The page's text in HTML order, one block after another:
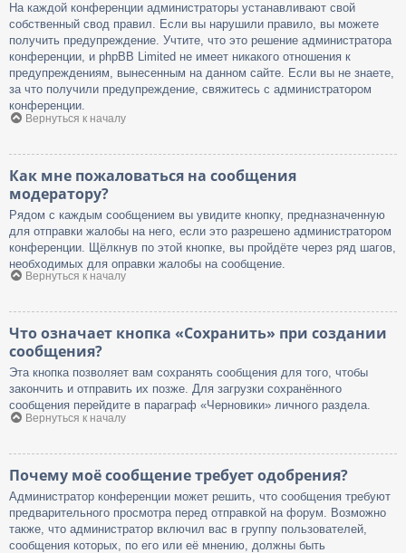
На каждой конференции администраторы устанавливают свой
собственный свод правил. Если вы нарушили правило, вы можете
получить предупреждение. Учтите, что это решение администратора
конференции, и phpBB Limited не имеет никакого отношения к
предупреждениям, вынесенным на данном сайте. Если вы не знаете,
за что получили предупреждение, свяжитесь с администратором
конференции.
Вернуться к началу
Как мне пожаловаться на сообщения
модератору?
Рядом с каждым сообщением вы увидите кнопку, предназначенную
для отправки жалобы на него, если это разрешено администратором
конференции. Щёлкнув по этой кнопке, вы пройдёте через ряд шагов,
необходимых для оправки жалобы на сообщение.
Вернуться к началу
Что означает кнопка «Сохранить» при создании
сообщения?
Эта кнопка позволяет вам сохранять сообщения для того, чтобы
закончить и отправить их позже. Для загрузки сохранённого
сообщения перейдите в параграф «Черновики» личного раздела.
Вернуться к началу
Почему моё сообщение требует одобрения?
Администратор конференции может решить, что сообщения требуют
предварительного просмотра перед отправкой на форум. Возможно
также, что администратор включил вас в группу пользователей,
сообщения которых, по его или её мнению, должны быть